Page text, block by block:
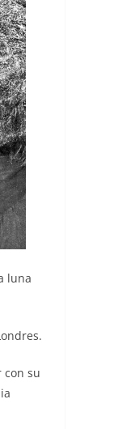
luna
con su